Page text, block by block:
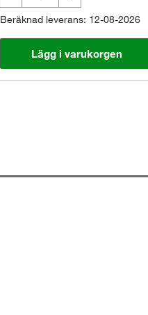
Beräknad leverans: 12-08-2026
Lägg i varukorgen